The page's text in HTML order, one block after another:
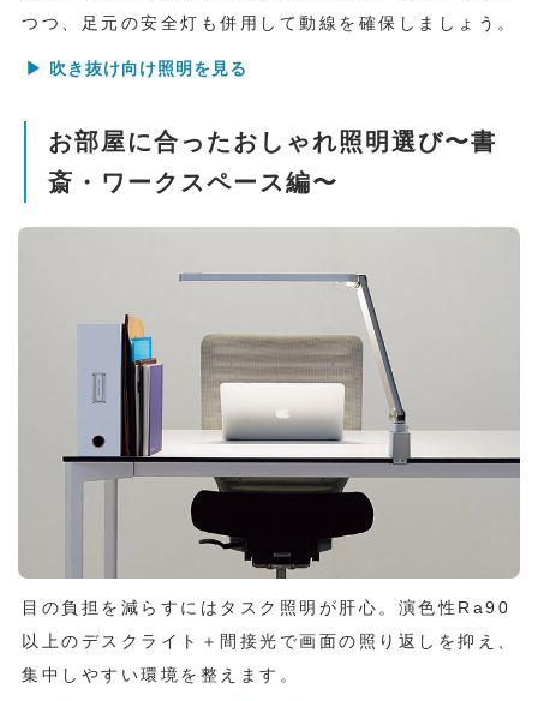
つつ、足元の安全灯も併用して動線を確保しましょう。
▶ 吹き抜け向け照明を見る
お部屋に合ったおしゃれ照明選び〜書
斎・ワークスペース編〜
目の負担を減らすにはタスク照明が肝心。演色性Ra90
以上のデスクライト＋間接光で画面の照り返しを抑え、
集中しやすい環境を整えます。